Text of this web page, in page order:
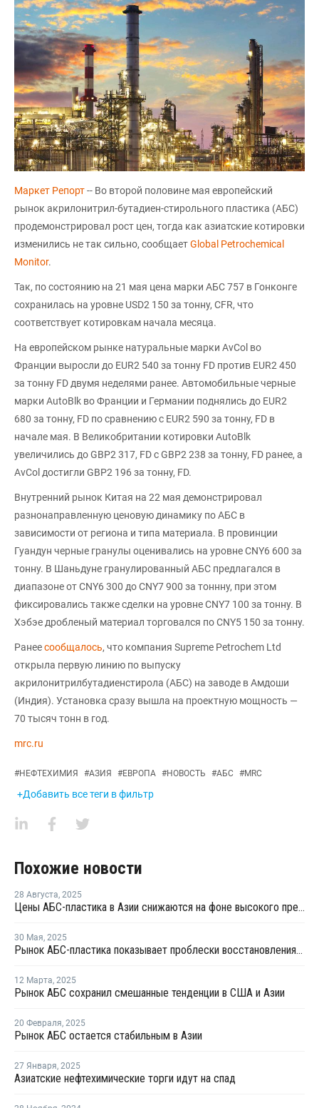
Маркет Репорт-- Во второй половине мая европейский
рынок акрилонитрил-бутадиен-стирольного пластика (АБС)
продемонстрировал рост цен, тогда как азиатские котировки
изменились не так сильно, сообщаетGlobal Petrochemical
Monitor.
Так, по состоянию на 21 мая цена марки АБС 757 в Гонконге
сохранилась на уровне USD2 150 за тонну, CFR, что
соответствует котировкам начала месяца.
На европейском рынке натуральные марки AvCol во
Франции выросли до EUR2 540 за тонну FD против EUR2 450
за тонну FD двумя неделями ранее. Автомобильные черные
марки AutoBlk во Франции и Германии поднялись до EUR2
680 за тонну, FD по сравнению с EUR2 590 за тонну, FD в
начале мая. В Великобритании котировки AutoBlk
увеличились до GBP2 317, FD с GBP2 238 за тонну, FD ранее, а
AvCol достигли GBP2 196 за тонну, FD.
Внутренний рынок Китая на 22 мая демонстрировал
разнонаправленную ценовую динамику по АБС в
зависимости от региона и типа материала. В провинции
Гуандун черные гранулы оценивались на уровне CNY6 600 за
тонну. В Шаньдуне гранулированный АБС предлагался в
диапазоне от CNY6 300 до CNY7 900 за тоннну, при этом
фиксировались также сделки на уровне CNY7 100 за тонну. В
Хэбэе дробленый материал торговался по CNY5 150 за тонну.
Ранеесообщалось, что компания Supreme Petrochem Ltd
открыла первую линию по выпуску
акрилонитрилбутадиенстирола (АБС) на заводе в Амдоши
(Индия). Установка сразу вышла на проектную мощность —
70 тысяч тонн в год.
mrc.ru
#НЕФТЕХИМИЯ #АЗИЯ #ЕВРОПА #НОВОСТЬ #АБС #MRC
+Добавить все теги в фильтр
Похожие новости
28 Августа, 2025
Цены АБС-пластика в Азии снижаются на фоне высокого предложения и сезонного спада спроса
30 Мая, 2025
Рынок АБС-пластика показывает проблески восстановления на фоне избыточного предложения
12 Марта, 2025
Рынок АБС сохранил смешанные тенденции в США и Азии
20 Февраля, 2025
Рынок АБС остается стабильным в Азии
27 Января, 2025
Азиатские нефтехимические торги идут на спад